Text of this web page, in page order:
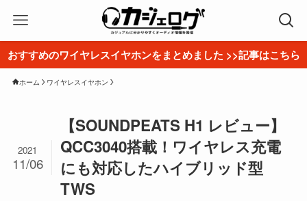
おすすめのワイヤレスイヤホンをまとめました >>記事はこちら
ホーム ワイヤレスイヤホン
【SOUNDPEATS H1 レビュー】
QCC3040搭載！ワイヤレス充電
にも対応したハイブリッド型
TWS
2021
11/06